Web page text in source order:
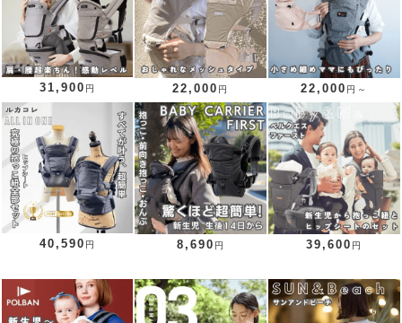
31,900 円 22,000 円 22,000 円～
40,590 円 8,690 円 39,600 円